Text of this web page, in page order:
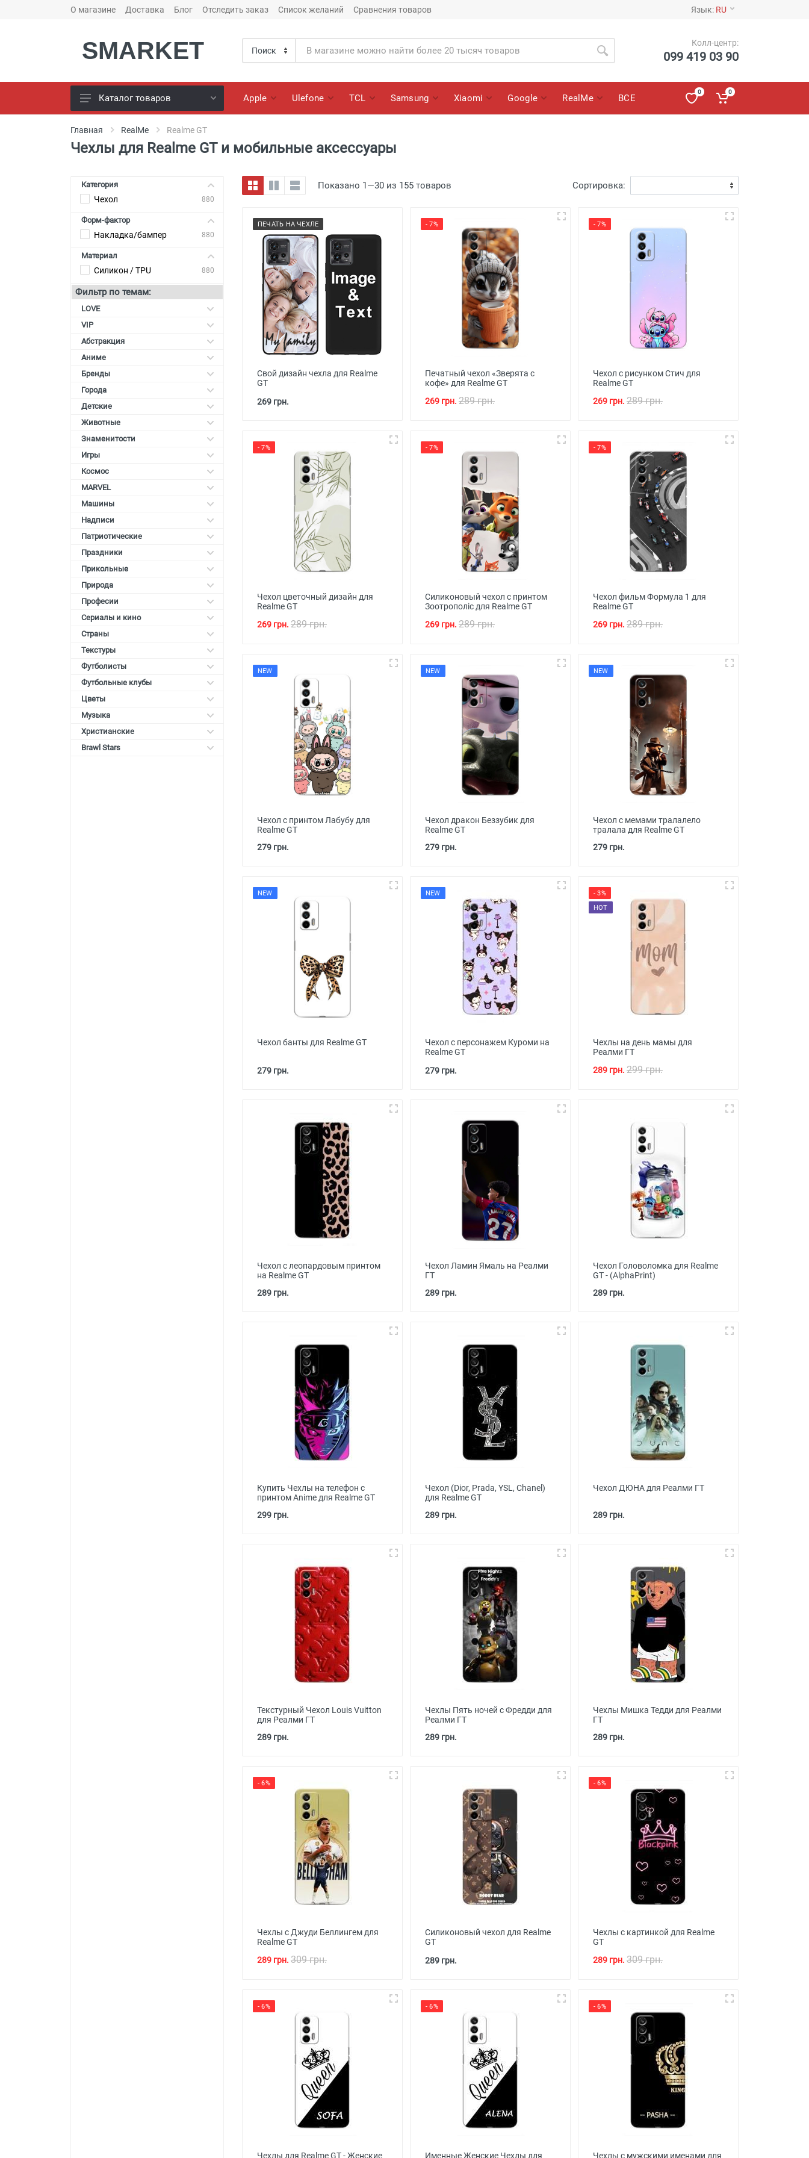
О магазине Доставка Блог Отследить заказ Список желаний Сравнения товаров Язык: RU
SMARKET Колл-центр:
099 419 03 90
Чехлы для телефонов
Конструктор чехлов
Bluetooth колоноки
Универсальные наушники
Кабели для смартфонов
Карты памяти
Автоаксессуары для
Смарт гаджеты и аксессуары
Другие аксессуары
Каталог товаров Apple Ulefone TCL Samsung Xiaomi Google RealMe ВСЕ
0 0
Главная RealMe Realme GT
Чехлы для Realme GT и мобильные аксессуары
Категория
Чехол 880
Форм-фактор
Накладка/бампер 880
Материал
Силикон / TPU 880
Фильтр по темам:
LOVE
VIP
Абстракция
Аниме
Бренды
Города
Детские
Животные
Знаменитости
Игры
Космос
MARVEL
Машины
Надписи
Патриотические
Праздники
Прикольные
Природа
Професии
Сериалы и кино
Страны
Текстуры
Футболисты
Футбольные клубы
Цветы
Музыка
Христианские
Brawl Stars
Показано 1—30 из 155 товаров Сортировка:
ПЕЧАТЬ НА ЧЕХЛЕ
Свой дизайн чехла для Realme
GT
269 грн.
- 7%
Печатный чехол «Зверята с
кофе» для Realme GT
269 грн. 289 грн.
- 7%
Чехол с рисунком Стич для
Realme GT
269 грн. 289 грн.
- 7%
Чехол цветочный дизайн для
Realme GT
269 грн. 289 грн.
- 7%
Силиконовый чехол с принтом
Зоотрополіс для Realme GT
269 грн. 289 грн.
- 7%
Чехол фильм Формула 1 для
Realme GT
269 грн. 289 грн.
NEW
Чехол с принтом Лабубу для
Realme GT
279 грн.
NEW
Чехол дракон Беззубик для
Realme GT
279 грн.
NEW
Чехол с мемами тралалело
тралала для Realme GT
279 грн.
NEW
Чехол банты для Realme GT
279 грн.
NEW
Чехол с персонажем Куроми на
Realme GT
279 грн.
- 3%
HOT
Чехлы на день мамы для
Реалми ГТ
289 грн. 299 грн.
Чехол с леопардовым принтом
на Realme GT
289 грн.
Чехол Ламин Ямаль на Реалми
ГТ
289 грн.
Чехол Головоломка для Realme
GT - (AlphaPrint)
289 грн.
Купить Чехлы на телефон с
принтом Anime для Realme GT
299 грн.
Чехол (Dior, Prada, YSL, Chanel)
для Realme GT
289 грн.
Чехол ДЮНА для Реалми ГТ
289 грн.
Текстурный Чехол Louis Vuitton
для Реалми ГТ
289 грн.
Чехлы Пять ночей с Фредди для
Реалми ГТ
289 грн.
Чехлы Мишка Тедди для Реалми
ГТ
289 грн.
- 6%
Чехлы с Джуди Беллингем для
Realme GT
289 грн. 309 грн.
Силиконовый чехол для Realme
GT
289 грн.
- 6%
Чехлы с картинкой для Realme
GT
289 грн. 309 грн.
- 6%
Чехлы для Realme GT - Женские
- 6%
Именные Женские Чехлы для
- 6%
Чехлы с мужскими именами для